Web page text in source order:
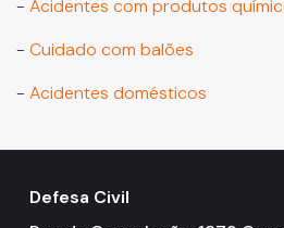
- Acidentes com produtos
- Cuidado com balões
- Acidentes domésticos
Defesa Civil